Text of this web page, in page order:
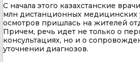
С начала этого казахстанские
млн дистанционных медицинских
осмотров пришлась на жителей
Причем, речь идет не только о
консультациях, но и о
уточнении диагнозов.